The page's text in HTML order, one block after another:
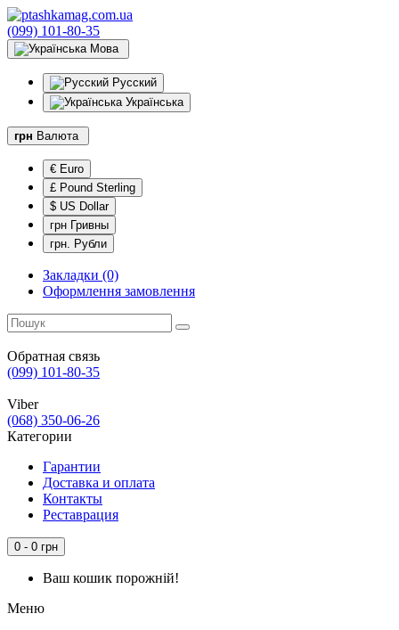
(099) 101-80-35
Мова
Русский
Українська
грн Валюта
€ Euro
£ Pound Sterling
$ US Dollar
грн Гривны
грн. Рубли
Закладки (0)
Оформлення замовлення
Обратная связь
(099) 101-80-35
Viber
(068) 350-06-26
Категории
Гарантии
Доставка и оплата
Контакты
Реставрация
0 - 0 грн
Ваш кошик порожній!
Меню